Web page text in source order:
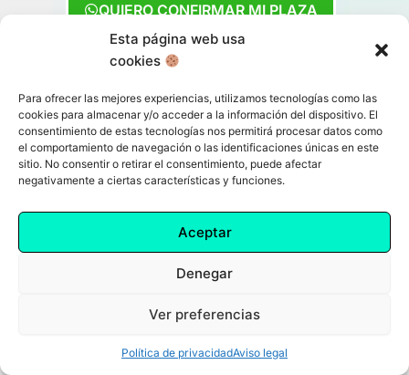
Esta página web usa
cookies
Para ofrecer las mejores experiencias, utilizamos tecnologías como las
cookies para almacenar y/o acceder a la información del dispositivo. El
consentimiento de estas tecnologías nos permitirá procesar datos como
el comportamiento de navegación o las identificaciones únicas en este
sitio. No consentir o retirar el consentimiento, puede afectar
negativamente a ciertas características y funciones.
Aceptar
Denegar
Ver preferencias
Política de privacidadAviso legal
QUIERO CONFIRMAR MI PLAZA